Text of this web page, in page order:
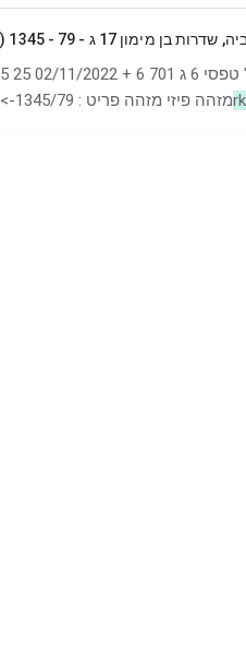
שדרות בן מימון 17 ג - 79 - 1345 (
מזהה פיזי מזהה פריט : 1345/79->